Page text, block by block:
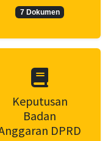
7 Dokumen
Keputusan
Badan
DPRD